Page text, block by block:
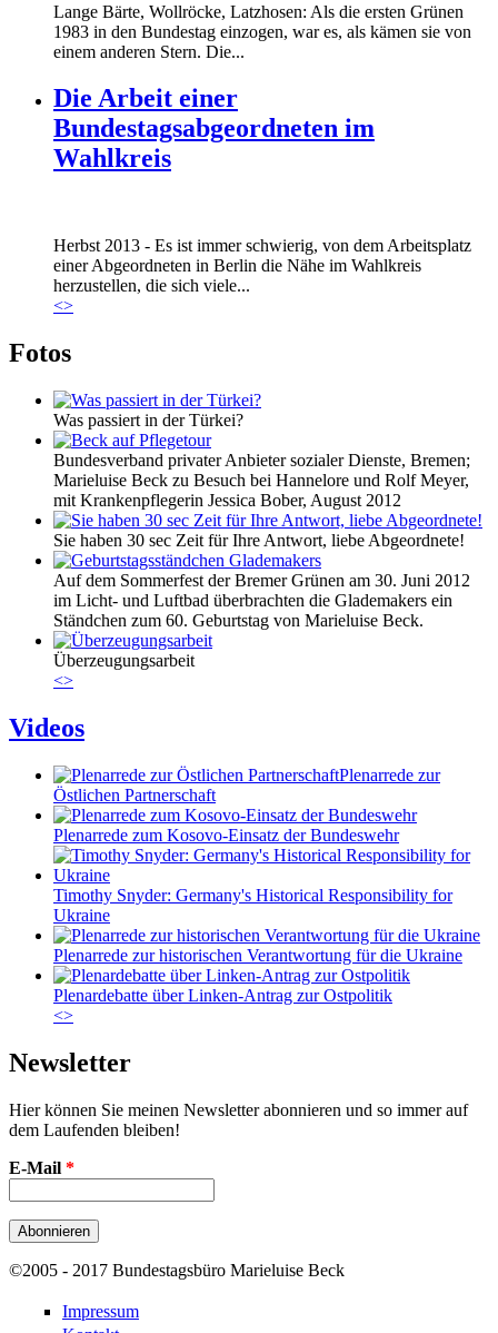
Lange Bärte, Wollröcke, Latzhosen: Als die ersten Grünen
1983 in den Bundestag einzogen, war es, als kämen sie von
einem anderen Stern. Die...
Die Arbeit einer
Bundestagsabgeordneten im
Wahlkreis
Marie_und_Wahlkreis.jpg
Marie_und_Wahlkreis.jpg
Herbst 2013 - Es ist immer schwierig, von dem Arbeitsplatz
einer Abgeordneten in Berlin die Nähe im Wahlkreis
herzustellen, die sich viele...
<>
Fotos
Was passiert in der Türkei?
Bundesverband privater Anbieter sozialer Dienste, Bremen;
Marieluise Beck zu Besuch bei Hannelore und Rolf Meyer,
mit Krankenpflegerin Jessica Bober, August 2012
Sie haben 30 sec Zeit für Ihre Antwort, liebe Abgeordnete!
Auf dem Sommerfest der Bremer Grünen am 30. Juni 2012
im Licht- und Luftbad überbrachten die Glademakers ein
Ständchen zum 60. Geburtstag von Marieluise Beck.
Überzeugungsarbeit
<>
Videos
Plenarrede zur
Östlichen Partnerschaft
Plenarrede zum Kosovo-Einsatz der Bundeswehr
Timothy Snyder: Germany's Historical Responsibility for
Ukraine
Plenarrede zur historischen Verantwortung für die Ukraine
Plenardebatte über Linken-Antrag zur Ostpolitik
<>
Newsletter
Hier können Sie meinen Newsletter abonnieren und so immer auf
dem Laufenden bleiben!
E-Mail *
©2005 - 2017 Bundestagsbüro Marieluise Beck
Impressum